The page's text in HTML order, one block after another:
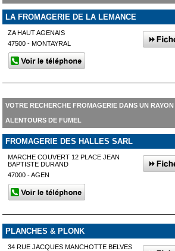
LA FROMAGERIE DE LA LEMANCE
ZA HAUT AGENAIS
47500 - MONTAYRAL
VOTRE RECHERCHE FROMAGERIE DANS UN
ALENTOURS DE FUMEL
FROMAGERIE DES HALLES SARL
MARCHE COUVERT 12 PLACE JEAN
BAPTISTE DURAND
47000 - AGEN
PLANCHES & PLONK
34 RUE JACQUES MANCHOTTE BELVES